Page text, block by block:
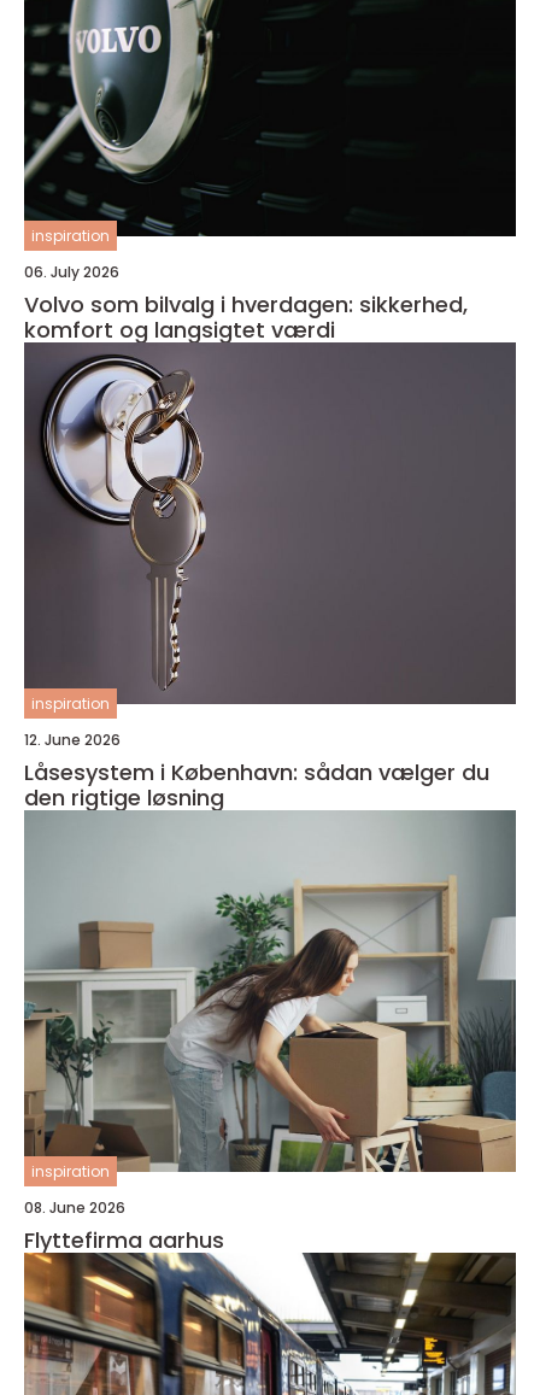
inspiration
06. July 2026
Volvo som bilvalg i hverdagen: sikkerhed,
komfort og langsigtet værdi
inspiration
12. June 2026
Låsesystem i København: sådan vælger du
den rigtige løsning
inspiration
08. June 2026
Flyttefirma aarhus